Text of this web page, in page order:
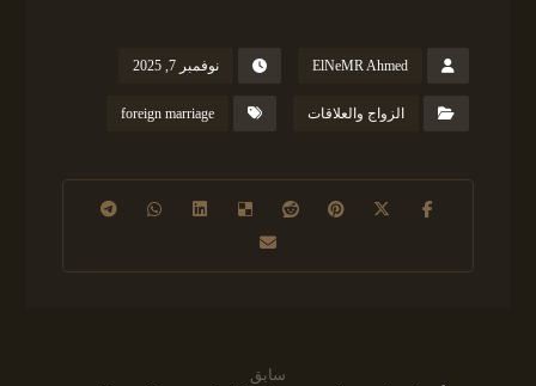
ElNeMR Ahmed نوفمبر 7, 2025
الزواج والعلاقات foreign marriage
سابق